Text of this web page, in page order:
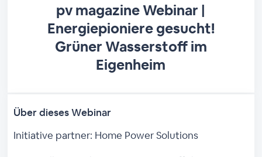
pv magazine Webinar |
Energiepioniere gesucht!
Grüner Wasserstoff im
Eigenheim
Über dieses Webinar
Initiative partner: Home Power Solutions